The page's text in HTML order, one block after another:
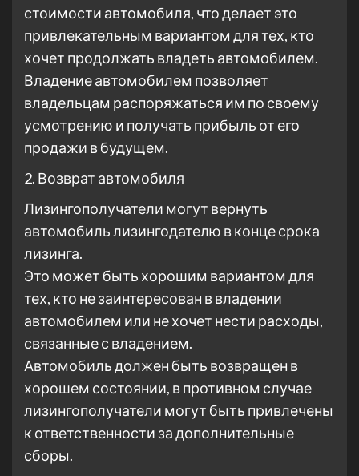
стоимости автомобиля, что делает это
привлекательным вариантом для тех, кто
хочет продолжать владеть автомобилем.
Владение автомобилем позволяет
владельцам распоряжаться им по своему
усмотрению и получать прибыль от его
продажи в будущем.
2. Возврат автомобиля
Лизингополучатели могут вернуть
автомобиль лизингодателю в конце срока
лизинга.
Это может быть хорошим вариантом для
тех, кто не заинтересован в владении
автомобилем или не хочет нести расходы,
связанные с владением.
Автомобиль должен быть возвращен в
хорошем состоянии, в противном случае
лизингополучатели могут быть привлечены
к ответственности за дополнительные
сборы.